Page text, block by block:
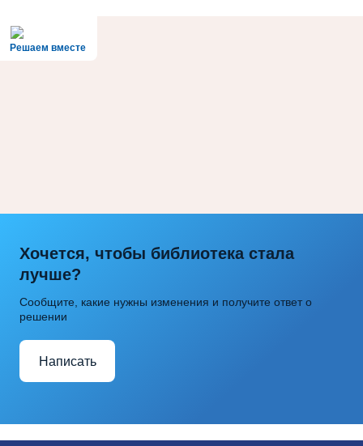
Решаем вместе
Хочется, чтобы библиотека стала
лучше?
Сообщите, какие нужны изменения и получите ответ о
решении
Написать